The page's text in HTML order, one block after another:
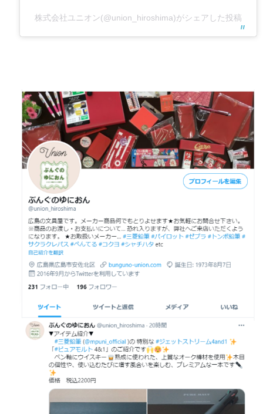
株式会社ユニオン(@union_hiroshima)がシェアした投稿